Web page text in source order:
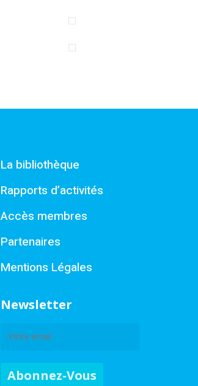
La bibliothèque
Rapports d’activités
Accès membres
Partenaires
Mentions Légales
Newsletter